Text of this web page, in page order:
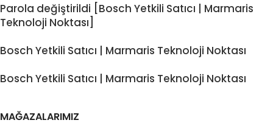
Parola değiştirildi [Bosch Yetkili Satıcı | Marmaris
Teknoloji Noktası]
Bosch Yetkili Satıcı | Marmaris Teknoloji Noktası
Bosch Yetkili Satıcı | Marmaris Teknoloji Noktası
MAĞAZALARIMIZ